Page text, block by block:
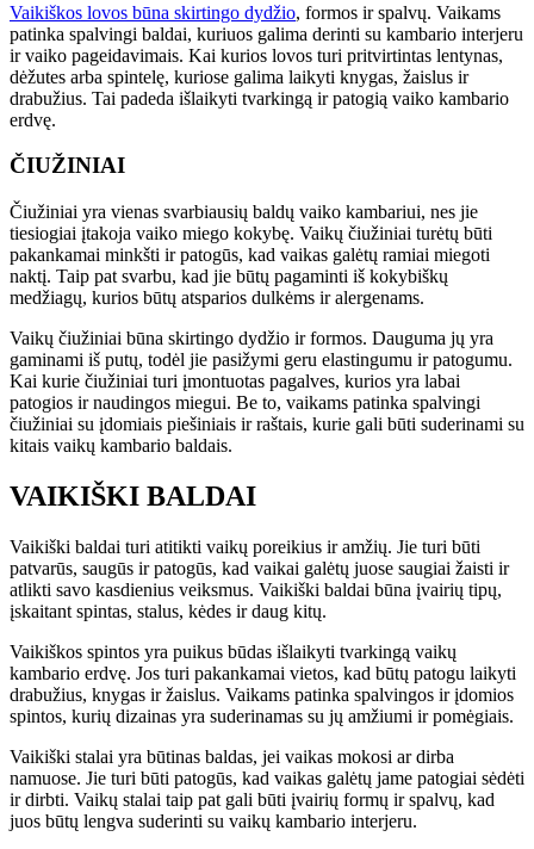
Vaikiškos lovos būna skirtingo dydžio, formos ir spalvų. Vaikams
patinka spalvingi baldai, kuriuos galima derinti su kambario interjeru
ir vaiko pageidavimais. Kai kurios lovos turi pritvirtintas lentynas,
dėžutes arba spintelę, kuriose galima laikyti knygas, žaislus ir
drabužius. Tai padeda išlaikyti tvarkingą ir patogią vaiko kambario
erdvę.
ČIUŽINIAI
Čiužiniai yra vienas svarbiausių baldų vaiko kambariui, nes jie
tiesiogiai įtakoja vaiko miego kokybę. Vaikų čiužiniai turėtų būti
pakankamai minkšti ir patogūs, kad vaikas galėtų ramiai miegoti
naktį. Taip pat svarbu, kad jie būtų pagaminti iš kokybiškų
medžiagų, kurios būtų atsparios dulkėms ir alergenams.
Vaikų čiužiniai būna skirtingo dydžio ir formos. Dauguma jų yra
gaminami iš putų, todėl jie pasižymi geru elastingumu ir patogumu.
Kai kurie čiužiniai turi įmontuotas pagalves, kurios yra labai
patogios ir naudingos miegui. Be to, vaikams patinka spalvingi
čiužiniai su įdomiais piešiniais ir raštais, kurie gali būti suderinami su
kitais vaikų kambario baldais.
VAIKIŠKI BALDAI
Vaikiški baldai turi atitikti vaikų poreikius ir amžių. Jie turi būti
patvarūs, saugūs ir patogūs, kad vaikai galėtų juose saugiai žaisti ir
atlikti savo kasdienius veiksmus. Vaikiški baldai būna įvairių tipų,
įskaitant spintas, stalus, kėdes ir daug kitų.
Vaikiškos spintos yra puikus būdas išlaikyti tvarkingą vaikų
kambario erdvę. Jos turi pakankamai vietos, kad būtų patogu laikyti
drabužius, knygas ir žaislus. Vaikams patinka spalvingos ir įdomios
spintos, kurių dizainas yra suderinamas su jų amžiumi ir pomėgiais.
Vaikiški stalai yra būtinas baldas, jei vaikas mokosi ar dirba
namuose. Jie turi būti patogūs, kad vaikas galėtų jame patogiai sėdėti
ir dirbti. Vaikų stalai taip pat gali būti įvairių formų ir spalvų, kad
juos būtų lengva suderinti su vaikų kambario interjeru.